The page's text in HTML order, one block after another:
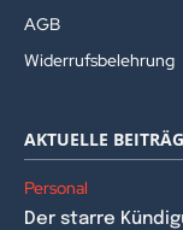
AGB
Widerrufsbelehrung
AKTUELLE
Personal
Der starre